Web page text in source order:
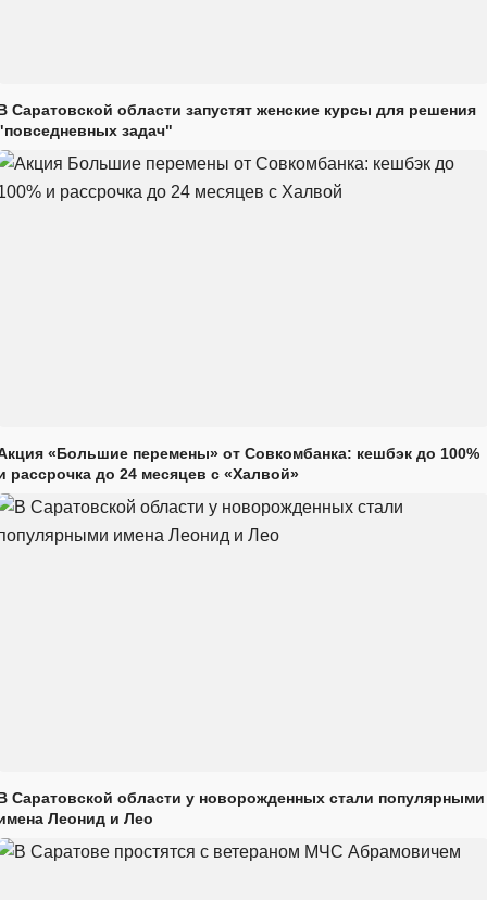
Саратовской области запустят женские курсы для решения
задач"
«Большие перемены» от Совкомбанка: кешбэк до 100%
рассрочка до 24 месяцев с «Халвой»
Саратовской области у новорожденных стали популярными
Леонид и Лео